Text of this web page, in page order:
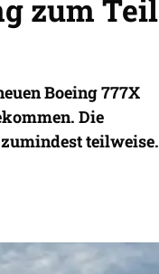
zum Teil
Boeing 777X
Die
teilweise.